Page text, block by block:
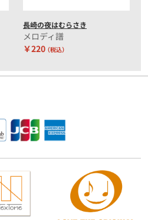
長崎の夜はむらさき
メロディ譜
￥220（税込）